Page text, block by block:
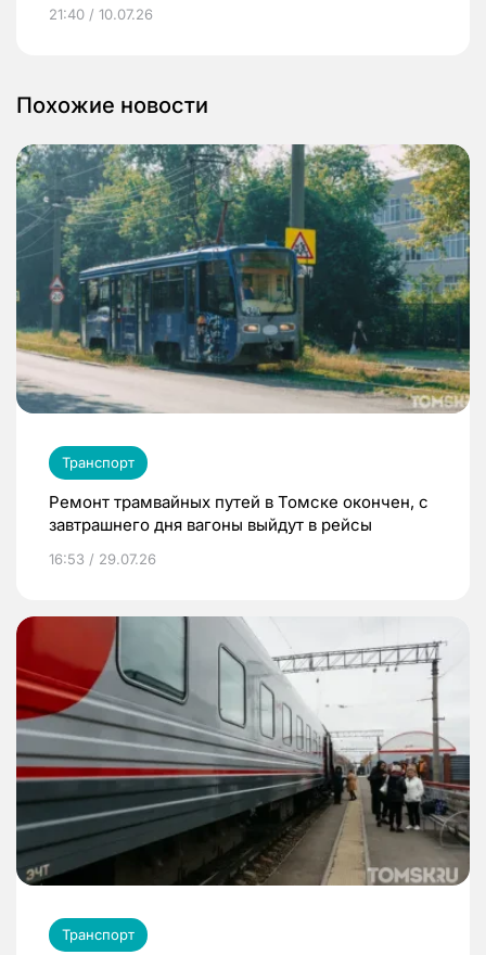
21:40 / 10.07.26
Похожие новости
Транспорт
Ремонт трамвайных путей в Томске окончен, с
завтрашнего дня вагоны выйдут в рейсы
16:53 / 29.07.26
Транспорт